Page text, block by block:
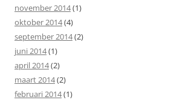
november 2014(1)
oktober 2014(4)
september 2014(2)
juni 2014(1)
april 2014(2)
maart 2014(2)
februari 2014(1)